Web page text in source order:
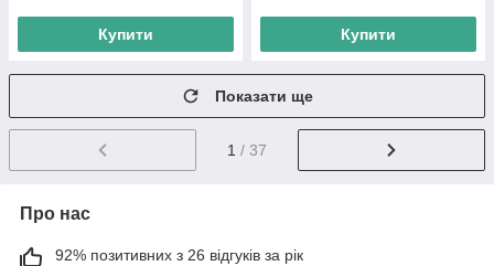
Купити Купити
Показати ще
1 / 37
Про нас
92% позитивних з 26 відгуків за рік